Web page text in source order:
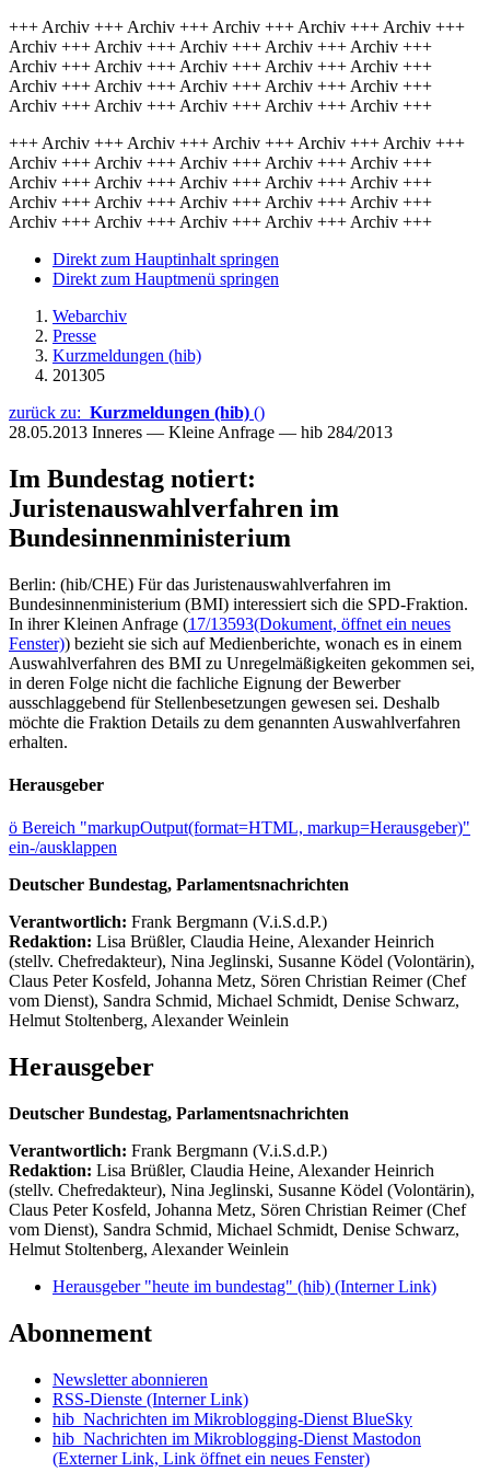
+++ Archiv +++ Archiv +++ Archiv +++ Archiv +++ Archiv +++
Archiv +++ Archiv +++ Archiv +++ Archiv +++ Archiv +++
Archiv +++ Archiv +++ Archiv +++ Archiv +++ Archiv +++
Archiv +++ Archiv +++ Archiv +++ Archiv +++ Archiv +++
Archiv +++ Archiv +++ Archiv +++ Archiv +++ Archiv +++
+++ Archiv +++ Archiv +++ Archiv +++ Archiv +++ Archiv +++
Archiv +++ Archiv +++ Archiv +++ Archiv +++ Archiv +++
Archiv +++ Archiv +++ Archiv +++ Archiv +++ Archiv +++
Archiv +++ Archiv +++ Archiv +++ Archiv +++ Archiv +++
Archiv +++ Archiv +++ Archiv +++ Archiv +++ Archiv +++
Direkt zum Hauptinhalt springen
Direkt zum Hauptmenü springen
Webarchiv
Presse
Kurzmeldungen (hib)
201305
zurück zu: Kurzmeldungen (hib) ()
28.05.2013 Inneres — Kleine Anfrage — hib 284/2013
Im Bundestag notiert:
Juristenauswahlverfahren im
Bundesinnenministerium
Berlin: (hib/CHE) Für das Juristenauswahlverfahren im
Bundesinnenministerium (BMI) interessiert sich die SPD-Fraktion.
In ihrer Kleinen Anfrage (17/13593(Dokument, öffnet ein neues
Fenster)) bezieht sie sich auf Medienberichte, wonach es in einem
Auswahlverfahren des BMI zu Unregelmäßigkeiten gekommen sei,
in deren Folge nicht die fachliche Eignung der Bewerber
ausschlaggebend für Stellenbesetzungen gewesen sei. Deshalb
möchte die Fraktion Details zu dem genannten Auswahlverfahren
erhalten.
Herausgeber
ö Bereich "markupOutput(format=HTML, markup=Herausgeber)"
ein-/ausklappen
Deutscher Bundestag, Parlamentsnachrichten
Verantwortlich: Frank Bergmann (V.i.S.d.P.)
Redaktion: Lisa Brüßler, Claudia Heine, Alexander Heinrich
(stellv. Chefredakteur), Nina Jeglinski, Susanne Ködel (Volontärin),
Claus Peter Kosfeld, Johanna Metz, Sören Christian Reimer (Chef
vom Dienst), Sandra Schmid, Michael Schmidt, Denise Schwarz,
Helmut Stoltenberg, Alexander Weinlein
Herausgeber
Deutscher Bundestag, Parlamentsnachrichten
Verantwortlich: Frank Bergmann (V.i.S.d.P.)
Redaktion: Lisa Brüßler, Claudia Heine, Alexander Heinrich
(stellv. Chefredakteur), Nina Jeglinski, Susanne Ködel (Volontärin),
Claus Peter Kosfeld, Johanna Metz, Sören Christian Reimer (Chef
vom Dienst), Sandra Schmid, Michael Schmidt, Denise Schwarz,
Helmut Stoltenberg, Alexander Weinlein
Herausgeber "heute im bundestag" (hib) (Interner Link)
Abonnement
Newsletter abonnieren
RSS-Dienste (Interner Link)
hib_Nachrichten im Mikroblogging-Dienst BlueSky
hib_Nachrichten im Mikroblogging-Dienst Mastodon
(Externer Link, Link öffnet ein neues Fenster)